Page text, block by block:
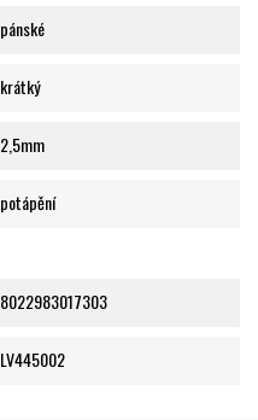
pánské
krátký
2,5mm
potápění
8022983017303
LV445002